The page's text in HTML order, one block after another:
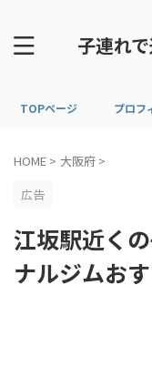
子連れ
TOPページ プロフ
HOME > 大阪府 >
広告
江坂駅近く
ナルジムお